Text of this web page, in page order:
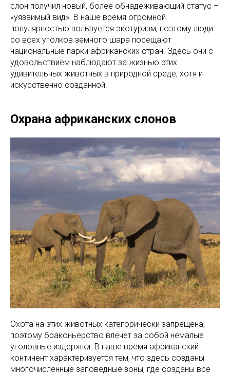
слон получил новый, более обнадеживающий статус –
«уязвимый вид». В наше время огромной
популярностью пользуется экотуризм, поэтому люди
со всех уголков земного шара посещают
национальные парки африканских стран. Здесь они с
удовольствием наблюдают за жизнью этих
удивительных животных в природной среде, хотя и
искусственно созданной.
Охрана африканских слонов
Охота на этих животных категорически запрещена,
поэтому браконьерство влечет за собой немалые
уголовные издержки. В наше время африканский
континент характеризуется тем, что здесь созданы
многочисленные заповедные зоны, где созданы все